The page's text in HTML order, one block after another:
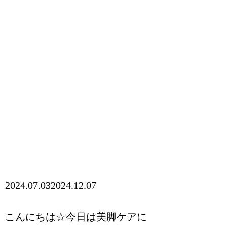
2024.07.032024.12.07
こんにちは☆今日は美脚ケアに